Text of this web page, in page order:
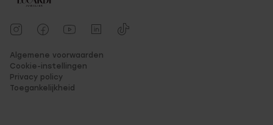
Algemene voorwaarden
Cookie-instellingen
Privacy policy
Toegankelijkheid